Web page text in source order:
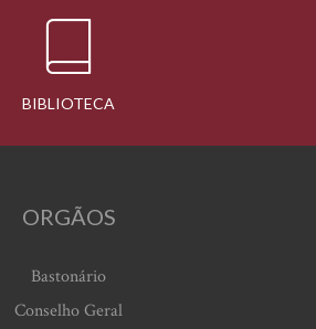
BIBLIOTECA
ORGÃOS
Bastonário
Conselho Geral